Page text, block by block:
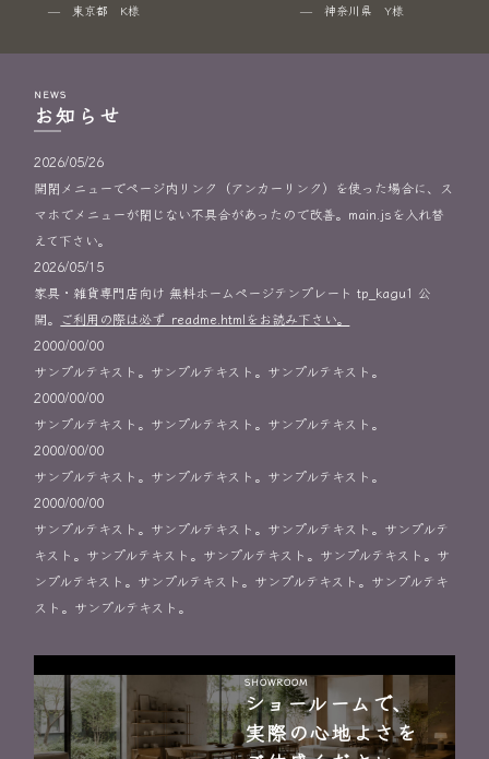
— 東京都 K様
— 神奈川県 Y様
お知らせ
NEWS
2026/05/26
開閉メニューでページ内リンク（アンカーリンク）を使った場合に、ス
マホでメニューが閉じない不具合があったので改善。main.jsを入れ替
えて下さい。
2026/05/15
家具・雑貨専門店向け 無料ホームページテンプレート tp_kagu1 公
開。 ご利用の際は必ず_readme.htmlをお読み下さい。
2000/00/00
サンプルテキスト。サンプルテキスト。サンプルテキスト。
2000/00/00
サンプルテキスト。サンプルテキスト。サンプルテキスト。
2000/00/00
サンプルテキスト。サンプルテキスト。サンプルテキスト。
2000/00/00
サンプルテキスト。サンプルテキスト。サンプルテキスト。サンプルテ
キスト。サンプルテキスト。サンプルテキスト。サンプルテキスト。サ
ンプルテキスト。サンプルテキスト。サンプルテキスト。サンプルテキ
スト。サンプルテキスト。
ショールームで、
実際の心地よさを
SHOWROOM